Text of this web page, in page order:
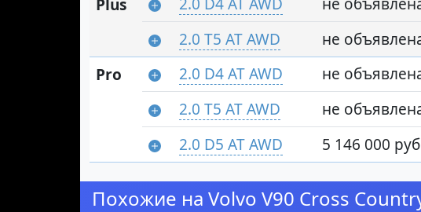
Plus
2.0 T5 AT AWD
не
Pro
2.0 D4 AT AWD не
2.0 T5 AT AWD
не
2.0 D5 AT AWD
5 146 000
Похожие на Volvo V90 Cross